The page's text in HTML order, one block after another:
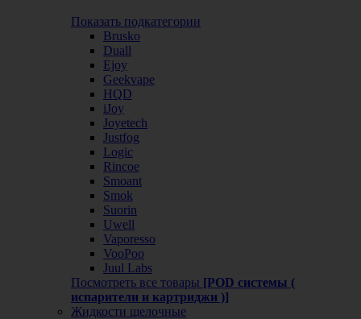
Показать подкатегории
Brusko
Duall
Ejoy
Geekvape
HQD
iJoy
Joyetech
Justfog
Logic
Rincoe
Smoant
Smok
Suorin
Uwell
Vaporesso
VooPoo
Juul Labs
Посмотреть все товары [POD системы (
испарители и картриджи )]
Жидкости щелочные